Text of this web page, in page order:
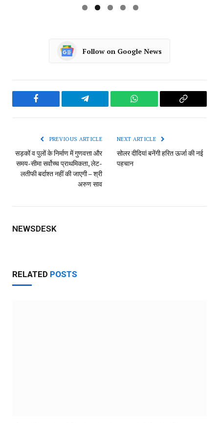
Follow on Google News
Facebook Telegram WhatsApp
Copy
PREVIOUS ARTICLE
सड़कों व पुलों के निर्माण में गुणवत्ता और
समय-सीमा सर्वोच्च प्राथमिकता, लेट-
लतीफी बर्दाश्त नहीं की जाएगी – श्री
अरुण साव
NEXT ARTICLE
सोलर दीदियां बनेंगी हरित ऊर्जा की नई
पहचान
NEWSDESK
RELATED POSTS